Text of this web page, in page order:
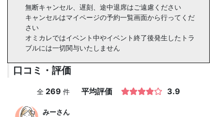
無断キャンセル、遅刻、途中退席はご遠慮ください
キャンセルはマイページの予約一覧画面から行ってくだ
さい
オミカレではイベント中やイベント終了後発生したトラ
ブルには一切関与いたしません
口コミ・評価
全 269 件 平均評価 3.9
みーさん